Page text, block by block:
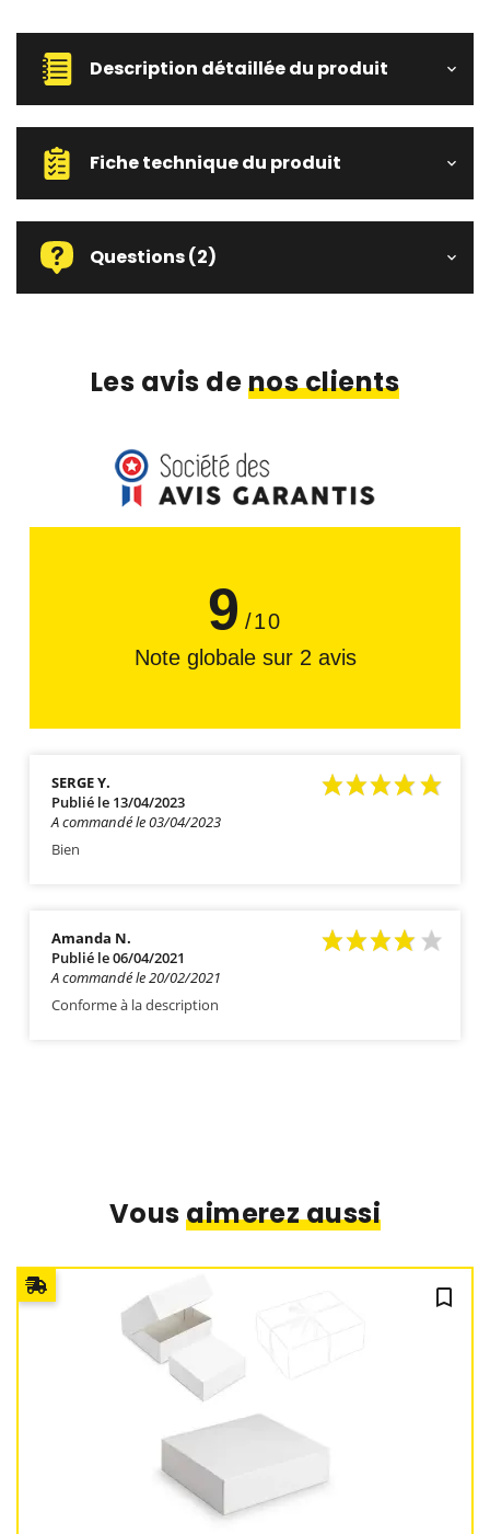
Description détaillée du produit
Fiche technique du produit
Questions(2)
Les avis denos clients
9/10
Note globale sur 2 avis
SERGE Y.
Publié le 13/04/2023
A commandé le 03/04/2023
Bien
Amanda N.
Publié le 06/04/2021
A commandé le 20/02/2021
Conforme à la description
Vousaimerez aussi
bookmark_outline